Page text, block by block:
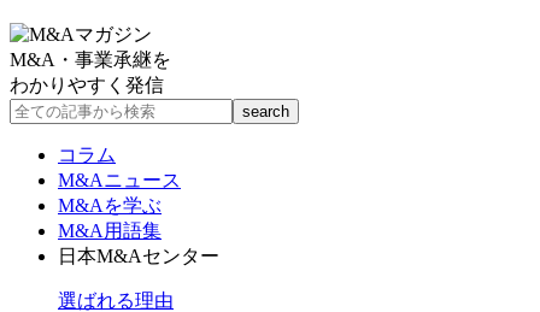
M&A・事業承継を
わかりやすく発信
コラム
M&Aニュース
M&Aを学ぶ
M&A用語集
日本M&Aセンター
選ばれる理由